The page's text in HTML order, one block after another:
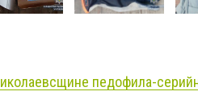
педофила-